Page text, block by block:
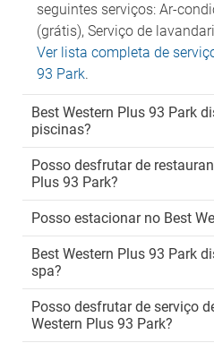
seguintes serviços: Ar-
(grátis), Serviço de
Ver lista completa de
93 Park.
Best Western Plus 93 Park
piscinas?
Posso desfrutar de
Plus 93 Park?
Posso estacionar no Best
Best Western Plus 93 Park
spa?
Posso desfrutar de serviço
Western Plus 93 Park?